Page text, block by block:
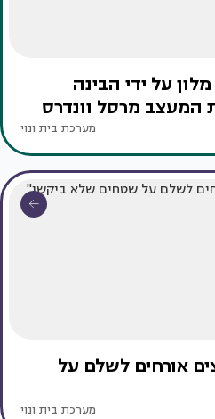
על ידי הבינה
מרסל וונדרס
מערכת בית ונוי
אורחים לשלם על
מערכת בית ונוי